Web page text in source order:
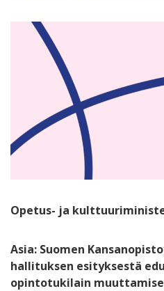
Opetus- ja
Asia: Suomen
hallituksen esityksestä
opintotukilain